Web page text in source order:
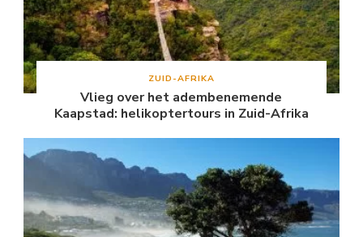
ZUID-AFRIKA
Vlieg over het adembenemende
Kaapstad: helikoptertours in Zuid-Afrika